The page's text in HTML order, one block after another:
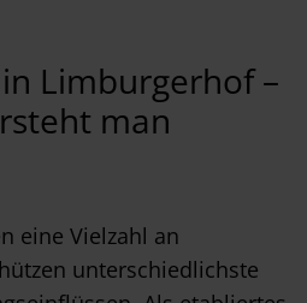
Limburgerhof –
man
eine Vielzahl an
unterschiedlichste